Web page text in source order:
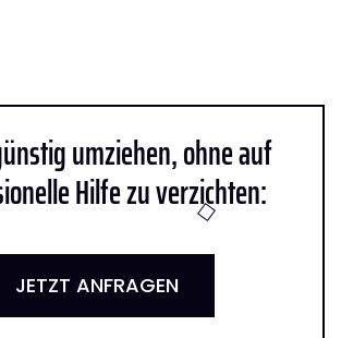
umziehen, ohne auf
Hilfe zu verzichten:
JETZT ANFRAGEN